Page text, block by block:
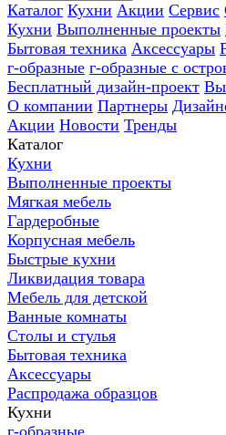
Каталог Кухни Акции Сервис
Кухни Выполненные проекты
Бытовая техника Аксессуары
г-образные г-образные с
Бесплатный дизайн-проект
О компании Партнеры
Акции Новости Тренды
Каталог
Кухни
Выполненные проекты
Мягкая мебель
Гардеробные
Корпусная мебель
Быстрые кухни
Ликвидация товара
Мебель для детской
Ванные комнаты
Столы и стулья
Бытовая техника
Аксессуары
Распродажа образцов
Кухни
г-образные